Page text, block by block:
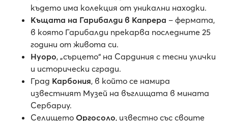
където има колекция от уникални находки.
Къщата на Гарибалди в Капрера – фермата,
в която Гарибалди прекарва последните 25
години от живота си.
Нуоро, „сърцето“ на Сардиния с тесни улички
и исторически сгради.
Град Карбония, в който се намира
известният Музей на въглищата в мината
Сербариу.
Селището Оргосоло, известно със своите